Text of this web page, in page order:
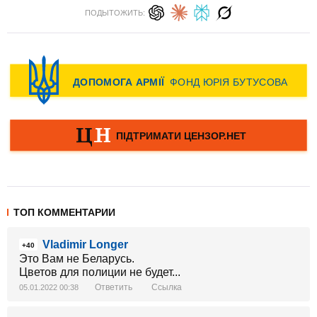
ПОДЫТОЖИТЬ:
ТОП КОММЕНТАРИИ
+40
Vladimir Longer
Это Вам не Беларусь.
Цветов для полиции не будет...
05.01.2022 00:38 Ответить Ссылка